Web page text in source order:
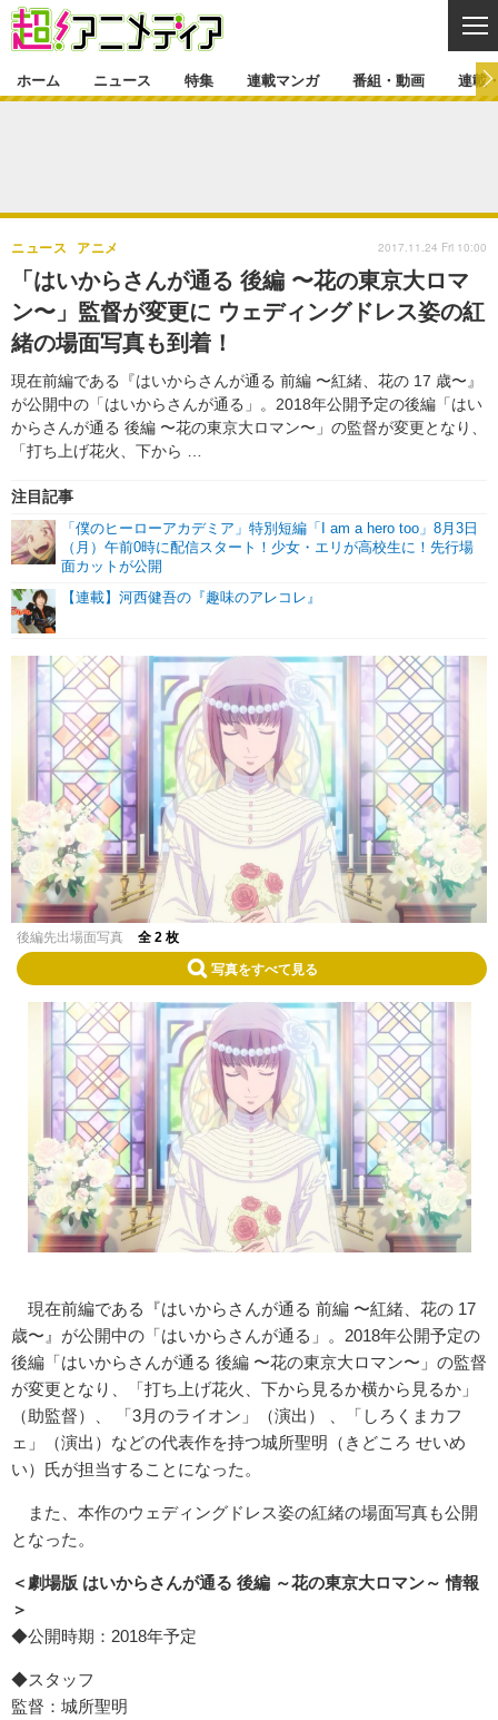
ゲーム・アプリ マンガ
グッズ イベント
声優
舞台 新帝スタ
特集一覧 カバー
ラキりす
連載マンガ
連載一覧
番組・動画
番組・動画一覧 ラジオ
動画
連載・ブログ
連載・ブログ一覧
編集部ブログ・お知らせ
ホーム ニュース 特集 連載マンガ 番組・動画 連載
「はいからさんが通る 後編 〜花の東京大ロマ
ン〜」監督が変更に ウェディングドレス姿の紅
緒の場面写真も到着！
現在前編である『はいからさんが通る 前編 〜紅緒、花の 17 歳〜』
が公開中の「はいからさんが通る」。2018年公開予定の後編「はい
からさんが通る 後編 〜花の東京大ロマン〜」の監督が変更となり、
「打ち上げ花火、下から …
ニュース アニメ
注目記事
「僕のヒーローアカデミア」特別短編「I am a hero too」8月3日
（月）午前0時に配信スタート！少女・エリが高校生に！先行場
面カットが公開
【連載】河西健吾の『趣味のアレコレ』
2017.11.24 Fri 10:00
後編先出場面写真 全 2 枚
写真をすべて見る
現在前編である『はいからさんが通る 前編 〜紅緒、花の 17
歳〜』が公開中の「はいからさんが通る」。2018年公開予定の
後編「はいからさんが通る 後編 〜花の東京大ロマン〜」の監督
が変更となり、「打ち上げ花火、下から見るか横から見るか」
（助監督）、 「3月のライオン」（演出） 、「しろくまカフ
ェ」（演出）などの代表作を持つ城所聖明（きどころ せいめ
い）氏が担当することになった。
また、本作のウェディングドレス姿の紅緒の場面写真も公開
となった。
＜劇場版 はいからさんが通る 後編 ～花の東京大ロマン～ 情報
＞
◆公開時期：2018年予定
◆スタッフ
監督：城所聖明